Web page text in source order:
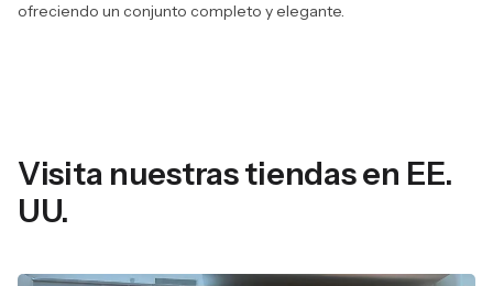
ofreciendo un conjunto completo y elegante.
Visita nuestras tiendas en EE.
UU.